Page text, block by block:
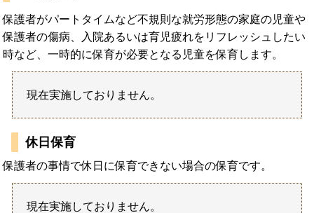
保護者がパートタイムなど不規則な就労形態の家庭の児童や
保護者の傷病、入院あるいは育児疲れをリフレッシュしたい
時など、一時的に保育が必要となる児童を保育します。
現在実施しておりません。
休日保育
保護者の事情で休日に保育できない場合の保育です。
現在実施しておりません。